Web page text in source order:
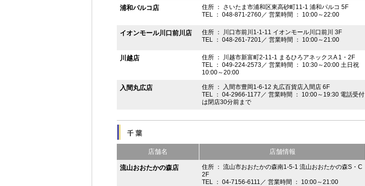
浦和パルコ店
住所 ： さいたま市浦和区東高砂町11-1 浦和パルコ 5F
TEL ： 048-871-2760／ 営業時間 ： 10:00～22:00
イオンモール川口前川店
住所 ： 川口市前川1-1-11 イオンモール川口前川 3F
TEL ： 048-261-7201／ 営業時間 ： 10:00～21:00
川越店
住所 ： 川越市新富町2-11-1 まるひろアネックスA 1・2F
TEL ： 049-224-2573／ 営業時間 ： 10:30～20:00 土日祝
10:00～20:00
入間丸広店
住所 ： 入間市豊岡1-6-12 丸広百貨店入間店 6F
TEL ： 04-2966-1177／ 営業時間 ： 10:00～19:30 電話受付
は閉店30分前まで
店舗名 店舗情報
流山おおたかの森店
住所 ： 流山市おおたかの森南1-5-1 流山おおたかの森S・C
2F
TEL ： 04-7156-6111／ 営業時間 ： 10:00～21:00